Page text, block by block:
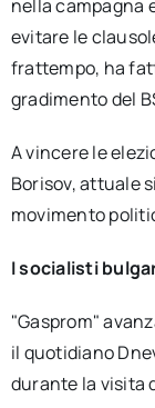
nella campagna
evitare le
frattempo, ha
gradimento del
A vincere le
Borisov, attuale
movimento
I socialisti
"Gasprom"
il quotidiano
durante la visita